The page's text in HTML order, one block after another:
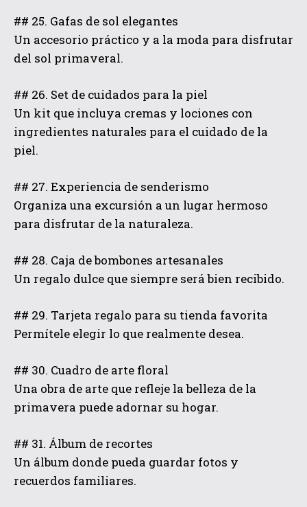
## 25. Gafas de sol elegantes
Un accesorio práctico y a la moda para disfrutar
del sol primaveral.
## 26. Set de cuidados para la piel
Un kit que incluya cremas y lociones con
ingredientes naturales para el cuidado de la
piel.
## 27. Experiencia de senderismo
Organiza una excursión a un lugar hermoso
para disfrutar de la naturaleza.
## 28. Caja de bombones artesanales
Un regalo dulce que siempre será bien recibido.
## 29. Tarjeta regalo para su tienda favorita
Permítele elegir lo que realmente desea.
## 30. Cuadro de arte floral
Una obra de arte que refleje la belleza de la
primavera puede adornar su hogar.
## 31. Álbum de recortes
Un álbum donde pueda guardar fotos y
recuerdos familiares.